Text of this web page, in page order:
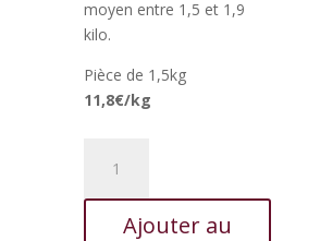
moyen entre 1,5 et 1,9
kilo.
Pièce de 1,5kg
11,8€/kg
Pintade
fermièreAjouter au